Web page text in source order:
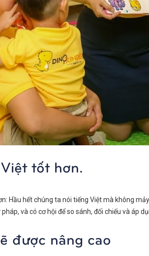
tốt hơn.
Hầu hết chúng ta nói tiếng Việt mà không
và có cơ hội để so sánh, đối chiếu và áp
được nâng cao